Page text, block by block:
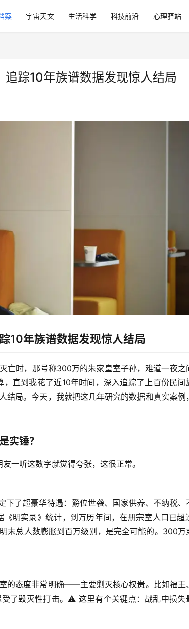
案 宇宙天文 生活科学 科技前沿 心理驿站
踪10年族谱数据发现惊人结局
10年族谱数据发现惊人结局
亡时，那号称300万的朱家皇室子孙，难道一夜之
直到我花了近10年时间，深入追踪了上百份民间
结局。今天，我就把这几年研究的数据和真实案例
实锤？
一听这数字就觉得夸张，这很正常。
下了超豪华待遇：爵位世袭、国家供养、不纳税、
明实录》统计，到万历年间，在册宗室人口已超
末总人数膨胀到百万级别，是完全可能的。300万
室的态度非常明确——主要剿灭核心权贵。比如福王
了毁灭性打击。⚠️ 这里有个关键点：战乱中损失